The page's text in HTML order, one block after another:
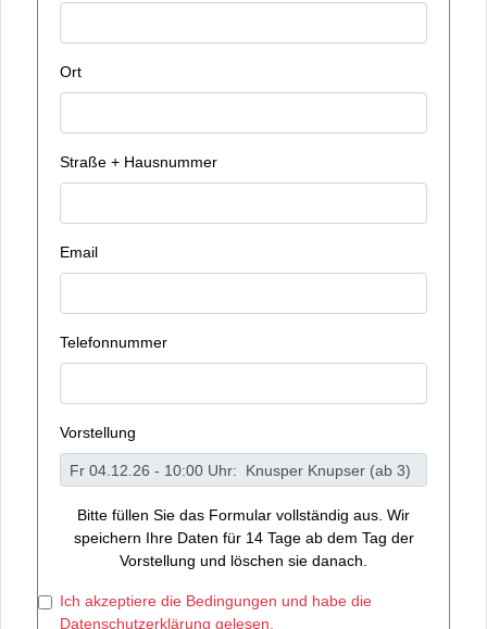
Ort
Straße + Hausnummer
Email
Telefonnummer
Vorstellung
Bitte füllen Sie das Formular vollständig aus. Wir
speichern Ihre Daten für 14 Tage ab dem Tag der
Vorstellung und löschen sie danach.
Ich akzeptiere die Bedingungen und habe die
Datenschutzerklärung gelesen.